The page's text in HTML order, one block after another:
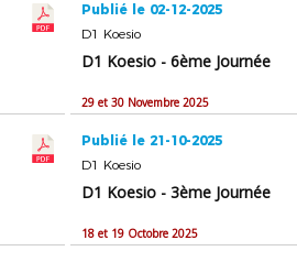
Publié le 02-12-2025
D1 Koesio
D1 Koesio - 6ème Journée
29 et 30 Novembre 2025
Publié le 21-10-2025
D1 Koesio
D1 Koesio - 3ème Journée
18 et 19 Octobre 2025